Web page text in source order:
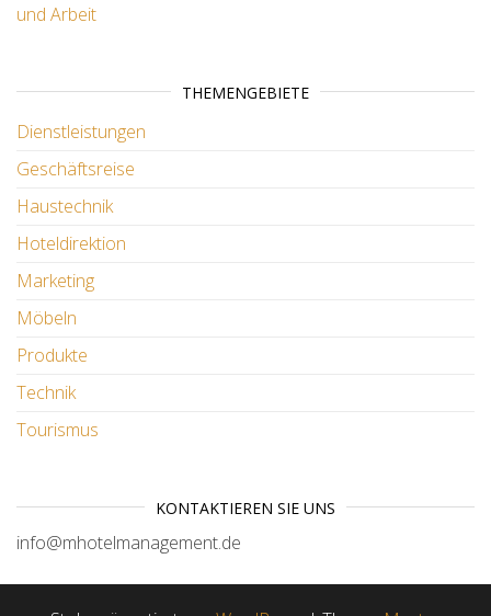
und Arbeit
THEMENGEBIETE
Dienstleistungen
Geschäftsreise
Haustechnik
Hoteldirektion
Marketing
Möbeln
Produkte
Technik
Tourismus
KONTAKTIEREN SIE UNS
info@mhotelmanagement.de